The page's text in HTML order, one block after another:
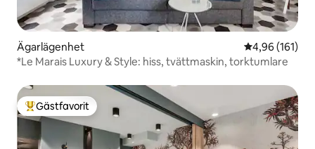
Ägarlägenhet 4,96 av 5 i
4,96 (161)
*Le Marais Luxury & Style: hiss, tvättmaskin, torktumlare
Populär gästfavorit
Gästfavorit